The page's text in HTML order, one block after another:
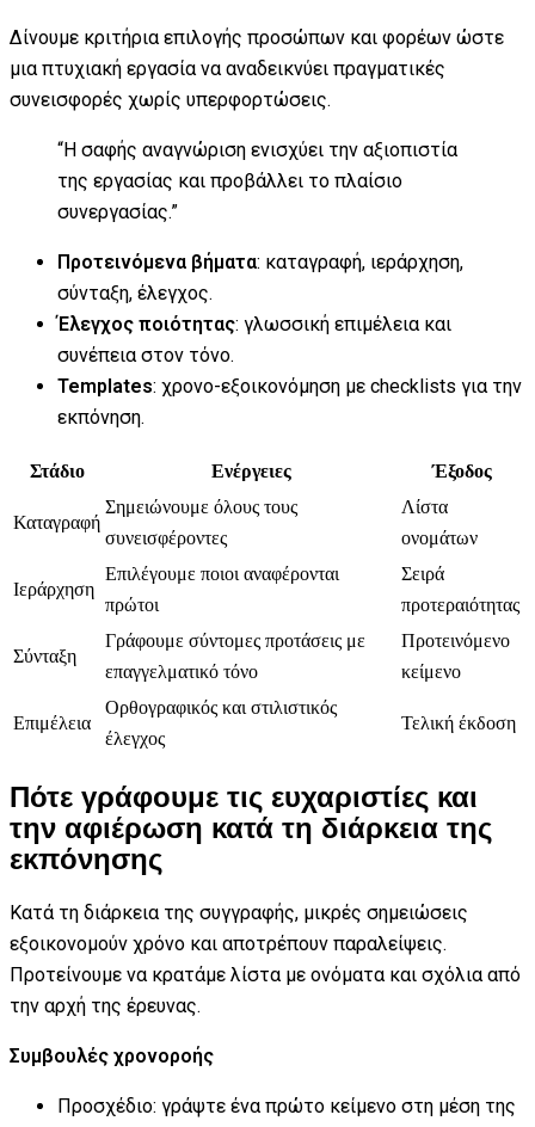
Δίνουμε κριτήρια επιλογής προσώπων και φορέων ώστε
μια πτυχιακή εργασία να αναδεικνύει πραγματικές
συνεισφορές χωρίς υπερφορτώσεις.
“Η σαφής αναγνώριση ενισχύει την αξιοπιστία
της εργασίας και προβάλλει το πλαίσιο
συνεργασίας.”
Προτεινόμενα βήματα: καταγραφή, ιεράρχηση,
σύνταξη, έλεγχος.
Έλεγχος ποιότητας: γλωσσική επιμέλεια και
συνέπεια στον τόνο.
Templates: χρονο-εξοικονόμηση με checklists για την
εκπόνηση.
Στάδιο Ενέργειες Έξοδος
Καταγραφή
Σημειώνουμε όλους τους
συνεισφέροντες
Λίστα
ονομάτων
Ιεράρχηση
Επιλέγουμε ποιοι αναφέρονται
πρώτοι
Σειρά
προτεραιότητας
Σύνταξη
Γράφουμε σύντομες προτάσεις με
επαγγελματικό τόνο
Προτεινόμενο
κείμενο
Επιμέλεια
Ορθογραφικός και στιλιστικός
έλεγχος
Τελική έκδοση
Πότε γράφουμε τις ευχαριστίες και
την αφιέρωση κατά τη διάρκεια της
εκπόνησης
Κατά τη διάρκεια της συγγραφής, μικρές σημειώσεις
εξοικονομούν χρόνο και αποτρέπουν παραλείψεις.
Προτείνουμε να κρατάμε λίστα με ονόματα και σχόλια από
την αρχή της έρευνας.
Συμβουλές χρονοροής
Προσχέδιο: γράψτε ένα πρώτο κείμενο στη μέση της